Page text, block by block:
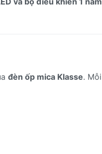
đèn ốp mica Klasse. Mỗi